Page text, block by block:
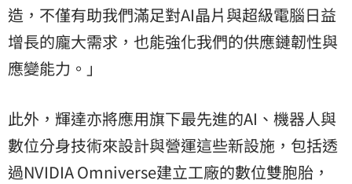
造，不僅有助我們滿足對AI晶片與超級電腦日益
增長的龐大需求，也能強化我們的供應鏈韌性與
應變能力。」
此外，輝達亦將應用旗下最先進的AI、機器人與
數位分身技術來設計與營運這些新設施，包括透
過NVIDIA Omniverse建立工廠的數位雙胞胎，